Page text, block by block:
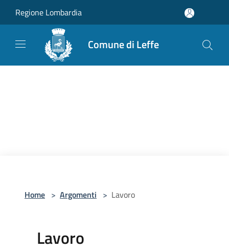
Regione Lombardia
Comune di Leffe
Home > Argomenti > Lavoro
Lavoro